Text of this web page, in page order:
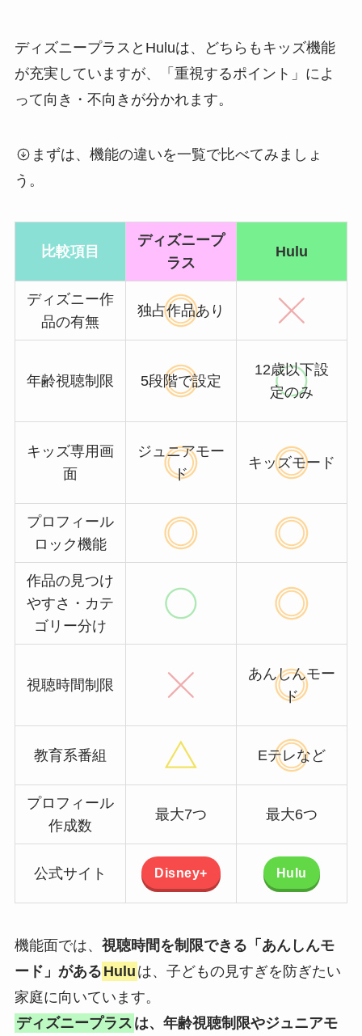
ディズニープラスとHuluは、どちらもキッズ機能
が充実していますが、「重視するポイント」によ
って向き・不向きが分かれます。
まずは、機能の違いを一覧で比べてみましょ
う。
比較項目
ディズニープ
ラス
Hulu
ディズニー作
品の有無
独占作品あり
年齢視聴制限 5段階で設定
12歳以下設
定のみ
キッズ専用画
面
ジュニアモー
ド
キッズモード
プロフィール
ロック機能
作品の見つけ
やすさ・カテ
ゴリー分け
視聴時間制限
あんしんモー
ド
教育系番組 Eテレなど
プロフィール
作成数
最大7つ 最大6つ
公式サイト Disney+ Hulu
機能面では、 視聴時間を制限できる「あんしんモ
ード」がある Hulu は、子どもの見すぎを防ぎたい
家庭に向いています。
ディズニープラス は、年齢視聴制限やジュニアモ